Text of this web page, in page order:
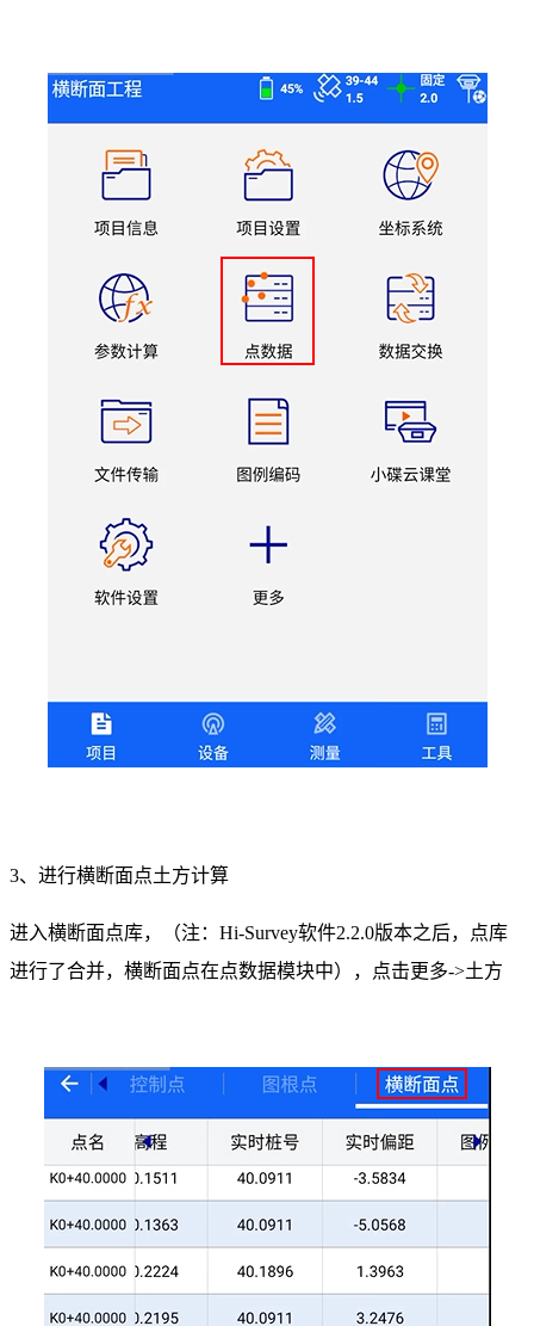
3、进行横断面点土方计算
进入横断面点库，（注：Hi-Survey软件2.2.0版本之后，点库
进行了合并，横断面点在点数据模块中），点击更多->土方